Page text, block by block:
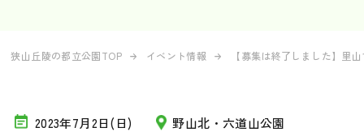
狭山丘陵の都立公園TOP イベント情報 【募集は終了しました】里
2023年7月2日(日) 野山北・六道山公園